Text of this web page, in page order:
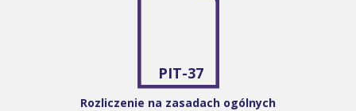
PIT-37
Rozliczenie na zasadach ogólnych